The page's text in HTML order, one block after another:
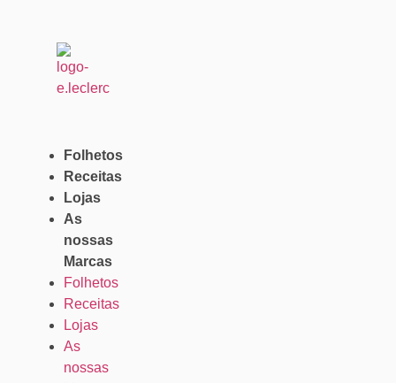
Folhetos
Receitas
Lojas
As
nossas
Marcas
Folhetos
Receitas
Lojas
As
nossas